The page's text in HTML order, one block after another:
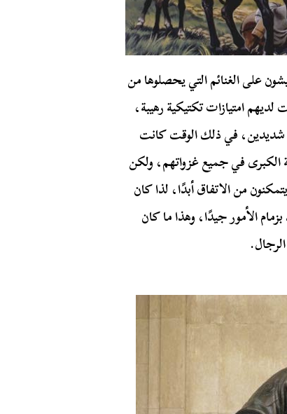
على الغنائم التي يحصلوها من
امتيازات تكتيكية رهيبة،
شديدين، في ذلك الوقت كانت
في جميع غزواتهم، ولكن
من الاتفاق أبدًا، لذا كان
الأمور جيدًا، وهذا ما كان